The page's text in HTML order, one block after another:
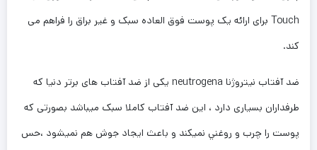
Touch برای ارائه یک پوست فوق العاده سبک و غیر براق را فراهم می
کند.
ضد آفتاب نیتروژنا neutrogena یکی از ضد آفتاب های برتر دنیا که
طرفداران بسیاری دارد ، این ضد آفتاب کاملا سبک میباشد بصورتی که
پوست را چرب و روغني نمیکند و باعث ایجاد جوش هم نمیشود ،حس